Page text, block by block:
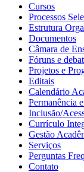
Cursos
Processos
Estrutura
Documentos
Câmara de
Fóruns e
Projetos e
Editais
Calendário
Permanência
Inclusão/
Currículo
Gestão
Serviços
Perguntas
Contato